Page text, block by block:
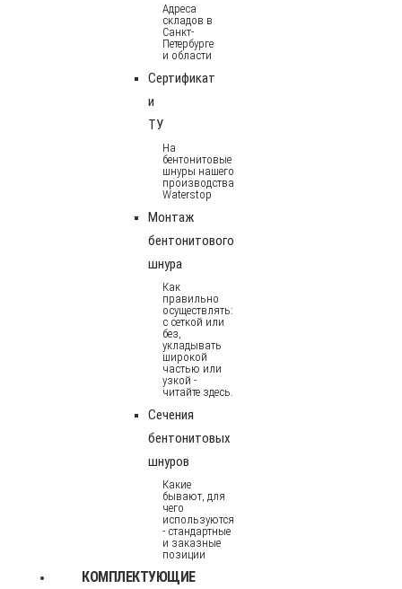
Адреса
складов в
Санкт-
Петербурге
и области
Сертификат
и
ТУ
На
бентонитовые
шнуры нашего
производства
Waterstop
Монтаж
бентонитового
шнура
Как
правильно
осуществлять:
с сеткой или
без,
укладывать
широкой
частью или
узкой -
читайте здесь.
Сечения
бентонитовых
шнуров
Какие
бывают, для
чего
используются
- стандартные
и заказные
позиции
КОМПЛЕКТУЮЩИЕ